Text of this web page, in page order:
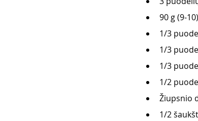
90 g (9-
1/3
1/3
1/3
1/2
Žiupsnio
1/2